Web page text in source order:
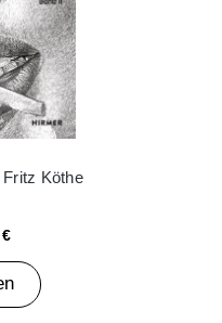
Köthe